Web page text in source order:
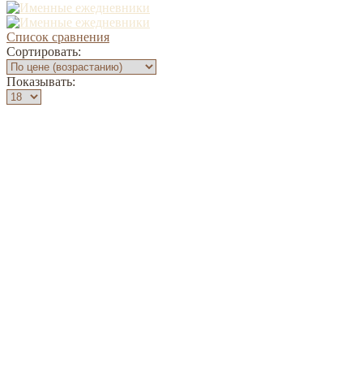
Список сравнения
Сортировать:
Показывать: